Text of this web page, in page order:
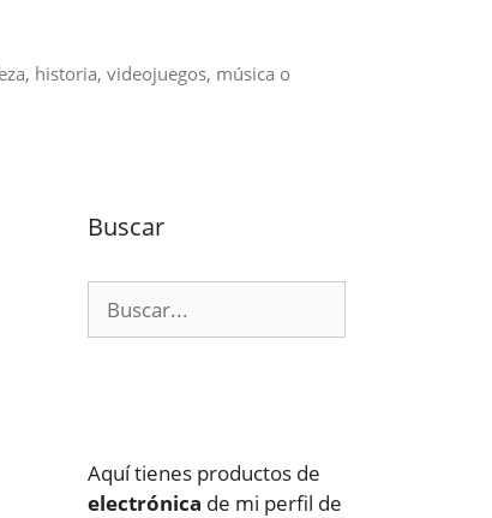
historia, videojuegos, música o
Buscar
Aquí tienes productos de
electrónica de mi perfil de